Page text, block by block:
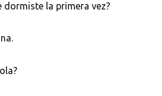
la primera vez?